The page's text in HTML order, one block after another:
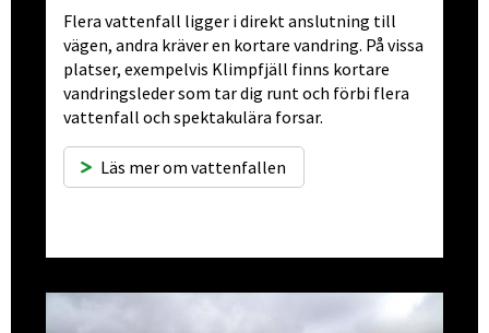
Flera vattenfall ligger i direkt anslutning till
vägen, andra kräver en kortare vandring. På vissa
platser, exempelvis Klimp­fjäll finns kortare
vandringsleder som tar dig runt och förbi flera
vattenfall och spektakulära forsar.
Läs mer om vattenfallen